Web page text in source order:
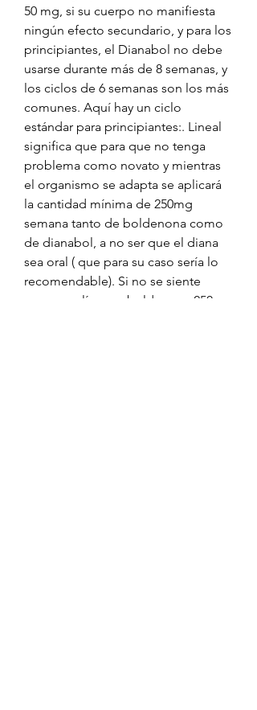
50 mg, si su cuerpo no manifiesta
ningún efecto secundario, y para los
principiantes, el Dianabol no debe
usarse durante más de 8 semanas, y
los ciclos de 6 semanas son los más
comunes. Aquí hay un ciclo
estándar para principiantes:. Lineal
significa que para que no tenga
problema como novato y mientras
el organismo se adapta se aplicará
la cantidad mínima de 250mg
semana tanto de boldenona como
de dianabol, a no ser que el diana
sea oral ( que para su caso sería lo
recomendable). Si no se siente
seguro aplíquese boldenona 250